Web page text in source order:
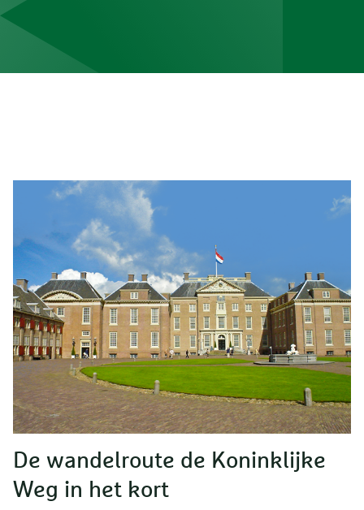
De wandelroute de Koninklijke
Weg in het kort